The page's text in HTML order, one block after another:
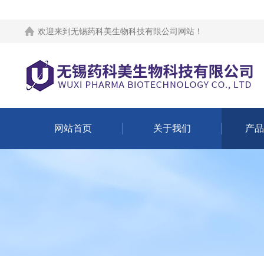
欢迎来到 无锡药科美生物科技有限公司网站 ！
网站首页 关于我们 产